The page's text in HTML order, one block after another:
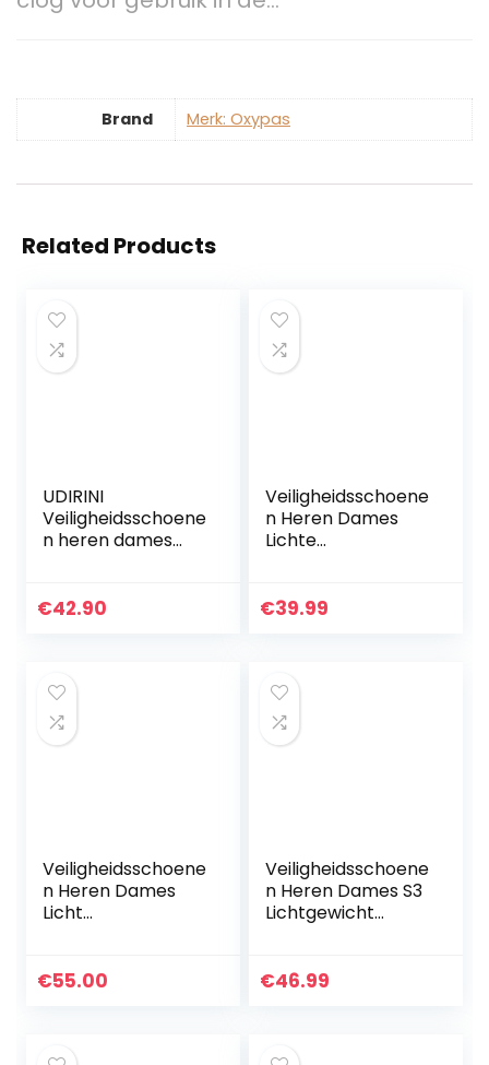
Brand Merk: Oxypas
Related Products
UDIRINI
Veiligheidsschoene
n heren dames
werkschoenen
€42.90
Veiligheidsschoene
n Heren Dames
Lichte
Ademend
Sneaker…
€39.99
Veiligheidsschoene
n Heren Dames
Licht
Beschermende
€55.00
Veiligheidsschoene
n Heren Dames S3
Lichtgewicht
Industriële
€46.99